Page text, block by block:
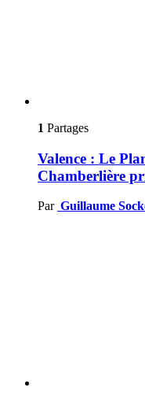
1 Partages
Valence : Le
Chamberlière
Par Guillaume